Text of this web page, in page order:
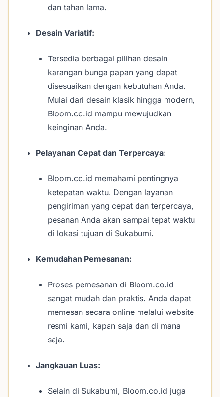
dan tahan lama.
Desain Variatif:
Tersedia berbagai pilihan desain
karangan bunga papan yang dapat
disesuaikan dengan kebutuhan Anda.
Mulai dari desain klasik hingga modern,
Bloom.co.id mampu mewujudkan
keinginan Anda.
Pelayanan Cepat dan Terpercaya:
Bloom.co.id memahami pentingnya
ketepatan waktu. Dengan layanan
pengiriman yang cepat dan terpercaya,
pesanan Anda akan sampai tepat waktu
di lokasi tujuan di Sukabumi.
Kemudahan Pemesanan:
Proses pemesanan di Bloom.co.id
sangat mudah dan praktis. Anda dapat
memesan secara online melalui website
resmi kami, kapan saja dan di mana
saja.
Jangkauan Luas:
Selain di Sukabumi, Bloom.co.id juga